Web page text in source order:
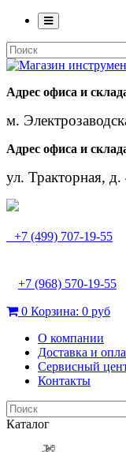
Адрес офиса и
м.
Адрес офиса и
ул. Тракторная, д.
+7 (499) 707-19-55
+7 (968) 570-19-55
0 Корзина: 0 руб
О компании
Доставка и
Сервисный
Контакты
Каталог